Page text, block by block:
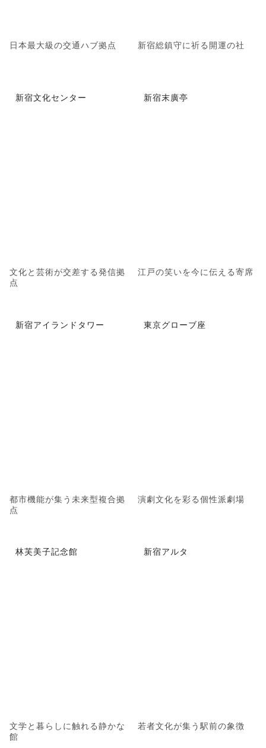
日本最大級の交通ハブ拠点 新宿総鎮守に祈る開運の社
新宿文化センター
文化と芸術が交差する発信拠
点
新宿末廣亭
江戸の笑いを今に伝える寄席
新宿アイランドタワー
都市機能が集う未来型複合拠
点
東京グローブ座
演劇文化を彩る個性派劇場
林芙美子記念館
文学と暮らしに触れる静かな
館
新宿アルタ
若者文化が集う駅前の象徴